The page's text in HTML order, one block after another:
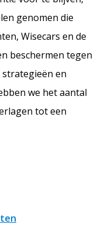
genomen die
Wisecars en de
beschermen tegen
en
we het aantal
tot een